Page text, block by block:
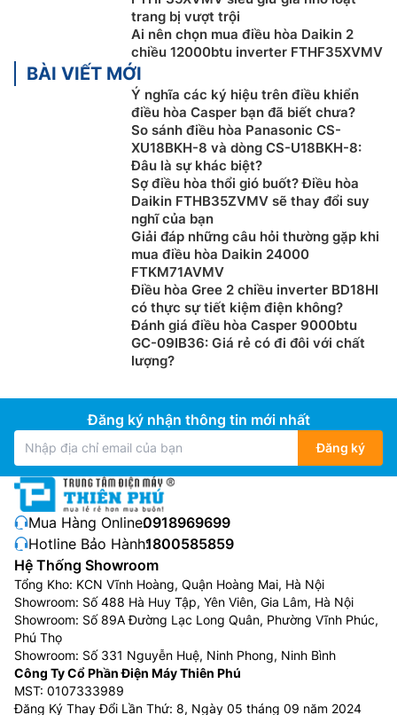
Có khả năng loại bỏ hơn 90% các mùi hôi trong
vòng 1 giờ, đặc biệt là 4 tác nhân gây mùi khó chịu
Hạn chế các nguyên nhân của 25 loại dị ứng như
dị ứng phấn hoa, dị ứng mạt bụi, dị ứng lông thú
cưng và dị ứng nấm mốc…
Có khả năng giảm 99,9% một số loại vi khuẩn
(Staphylococcus aureus, Escherichia coli (E.coli),
Klebsiella pneumonia…)
Giảm khả năng lây nhiễm vi rút xuống dưới 1: 1000.
Tăng khả năng khử ẩm 25%
Điều hòa Đaikin giá rẻFTHF35XVMV/RHF35XVMV
được trang bị một cảm biến ẩm bên trong dàn lạnh,
giúp tăng khả năng khử ẩm và làm lạnh 25% so với
model thông thường, giúp giảm độ ẩm trong phòng về
mức dễ chịu.
Dàn tản nhiệt chống ăn mòn
Cánh trao đổi tản nhiệt trên dàn nóngđiều hòa Đaikin
trang bị vượt trội
Ai nên chọn mua điều hòa Daikin 2
chiều 12000btu inverter FTHF35XVMV
BÀI VIẾT MỚI
Ý nghĩa các ký hiệu trên điều khiển
điều hòa Casper bạn đã biết chưa?
So sánh điều hòa Panasonic CS-
XU18BKH-8 và dòng CS-U18BKH-8:
Đâu là sự khác biệt?
Sợ điều hòa thổi gió buốt? Điều hòa
Daikin FTHB35ZVMV sẽ thay đổi suy
nghĩ của bạn
Giải đáp những câu hỏi thường gặp khi
mua điều hòa Daikin 24000
FTKM71AVMV
Điều hòa Gree 2 chiều inverter BD18HI
có thực sự tiết kiệm điện không?
Đánh giá điều hòa Casper 9000btu
GC-09IB36: Giá rẻ có đi đôi với chất
lượng?
Đăng ký nhận thông tin mới nhất
Đăng ký
Mua Hàng Online:0918969699
Hotline Bảo Hành:1800585859
Hệ Thống Showroom
Tổng Kho: KCN Vĩnh Hoàng, Quận Hoàng Mai, Hà Nội
Showroom: Số 488 Hà Huy Tập, Yên Viên, Gia Lâm, Hà Nội
Showroom: Số 89A Đường Lạc Long Quân, Phường Vĩnh Phúc,
Phú Thọ
Showroom: Số 331 Nguyễn Huệ, Ninh Phong, Ninh Bình
Công Ty Cổ Phần Điện Máy Thiên Phú
MST: 0107333989
Đăng Ký Thay Đổi Lần Thứ: 8, Ngày 05 tháng 09 năm 2024